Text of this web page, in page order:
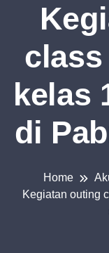
kelas
di
Home
Kegiatan outing